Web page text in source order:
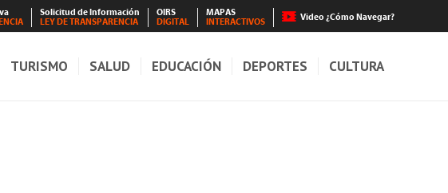
Solicitud de Información
LEY DE TRANSPARENCIA
OIRS
DIGITAL
MAPAS
INTERACTIVOS
Video ¿Cómo Navegar?
TURISMO SALUD EDUCACIÓN DEPORTES CULTURA